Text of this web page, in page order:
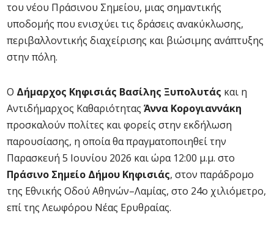
του νέου Πράσινου Σημείου, μιας σημαντικής
υποδομής που ενισχύει τις δράσεις ανακύκλωσης,
περιβαλλοντικής διαχείρισης και βιώσιμης ανάπτυξης
στην πόλη.
Ο Δήμαρχος Κηφισιάς Βασίλης Ξυπολυτάς και η
Αντιδήμαρχος Καθαριότητας Άννα Κορογιαννάκη
προσκαλούν πολίτες και φορείς στην εκδήλωση
παρουσίασης, η οποία θα πραγματοποιηθεί την
Παρασκευή 5 Ιουνίου 2026 και ώρα 12:00 μ.μ. στο
Πράσινο Σημείο Δήμου Κηφισιάς, στον παράδρομο
της Εθνικής Οδού Αθηνών–Λαμίας, στο 24ο χιλιόμετρο,
επί της Λεωφόρου Νέας Ερυθραίας.